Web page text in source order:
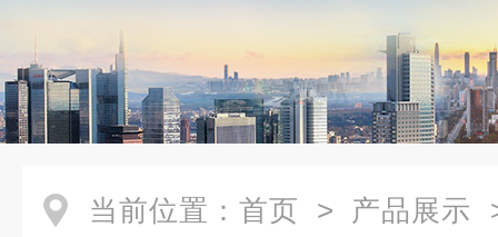
当前位置： 首页 > 产品展示